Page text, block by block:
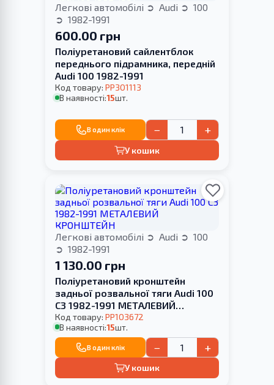
Легкові автомобілі Audi
100
1982-1991
600.00 грн
Поліуретановий сайлентблок
переднього підрамника, передній
Audi 100 1982-1991
Код товару: PP301113
В наявності:15шт.
В один клік − +
У кошик
Легкові автомобілі Audi
100
1982-1991
1 130.00 грн
Поліуретановий кронштейн
задньої розвальної тяги Audi 100
С3 1982-1991 МЕТАЛЕВИЙ
КРОНШТЕЙН
Код товару: PP103672
В наявності:15шт.
В один клік − +
У кошик